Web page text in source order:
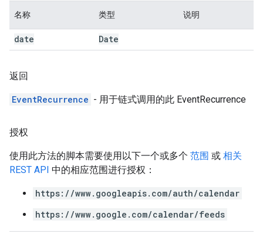
名称 类型 说明
date Date
返回
EventRecurrence - 用于链式调用的此 EventRecurrence
授权
使用此方法的脚本需要使用以下一个或多个 范围 或 相关
REST API 中的相应范围进行授权：
https://www.googleapis.com/auth/calendar
https://www.google.com/calendar/feeds